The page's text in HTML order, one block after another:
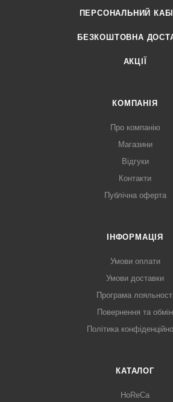
ПЕРСОНАЛЬНИЙ
БЕЗКОШТОВНА
АКЦІЇ
КОМПАНІЯ
Про компанію
Магазини
Відгуки
Контакти
Публічна оферта
ІНФОРМАЦІЯ
Умови оплати
Умови доставки
Програма лояльності
Повернення та обмін
Політика
КАТАЛОГ
HoReCa